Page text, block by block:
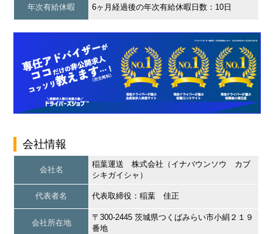
年次有給休暇 6ヶ月経過後の年次有給休暇日数：10日
会社情報
会社名
稲葉運送 株式会社（イナバウンソウ カブ
シキガイシャ）
代表者名 代表取締役：稲葉 佳正
会社所在地
〒300-2445 茨城県つくばみらい市小絹２１９
番地